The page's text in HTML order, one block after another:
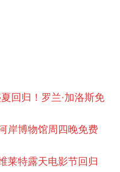
回归！罗兰·加洛斯免
岸博物馆周四晚免费
莱特露天电影节回归